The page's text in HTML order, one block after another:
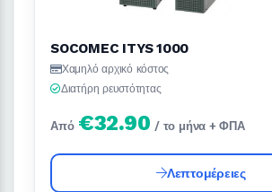
SOCOMEC ITYS 1000
Χαμηλό αρχικό κόστος
Διατήρη ρευστότητας
Από €32.90 / το μήνα + ΦΠΑ
Λεπτομέρειες